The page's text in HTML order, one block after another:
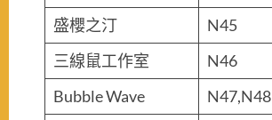
盛櫻之汀
N45
三線鼠工作室
N46
Bubble Wave
N47,N48